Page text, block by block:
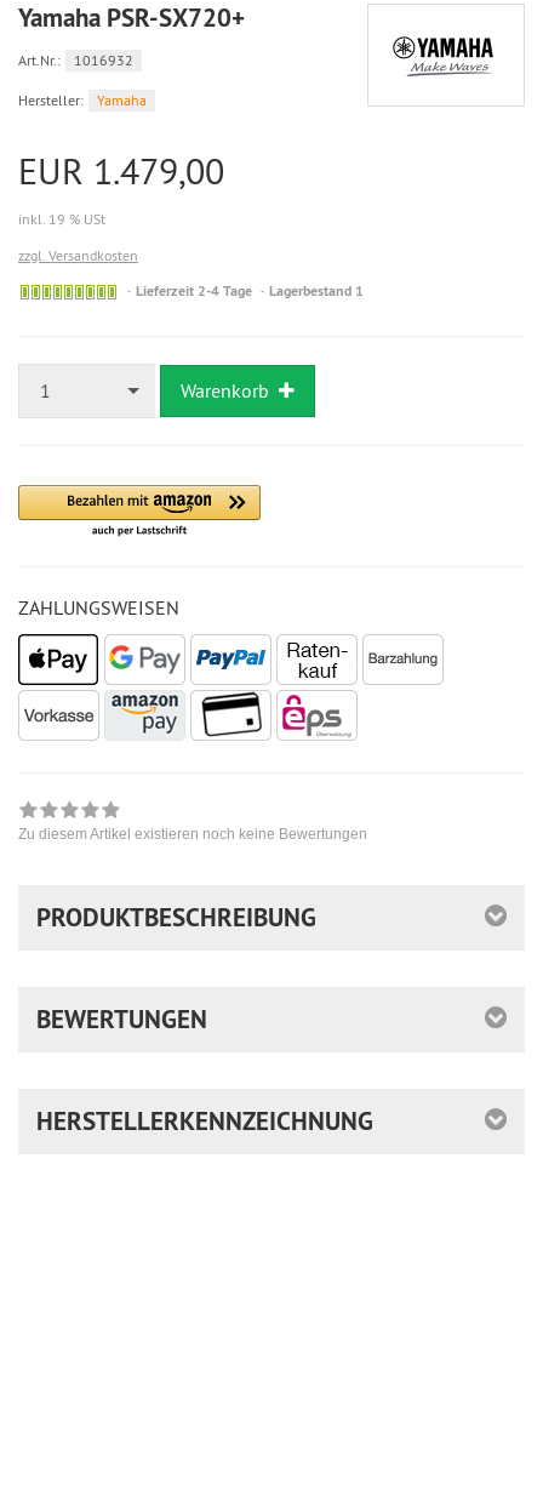
Yamaha PSR-SX720+
Art.Nr.: 1016932
Hersteller: Yamaha
EUR 1.479,00
inkl. 19 % USt
zzgl. Versandkosten
Lieferzeit 2-4 Tage Lagerbestand 1
1 Warenkorb
ZAHLUNGSWEISEN
Zu diesem Artikel existieren noch keine Bewertungen
PRODUKTBESCHREIBUNG
BEWERTUNGEN
HERSTELLERKENNZEICHNUNG